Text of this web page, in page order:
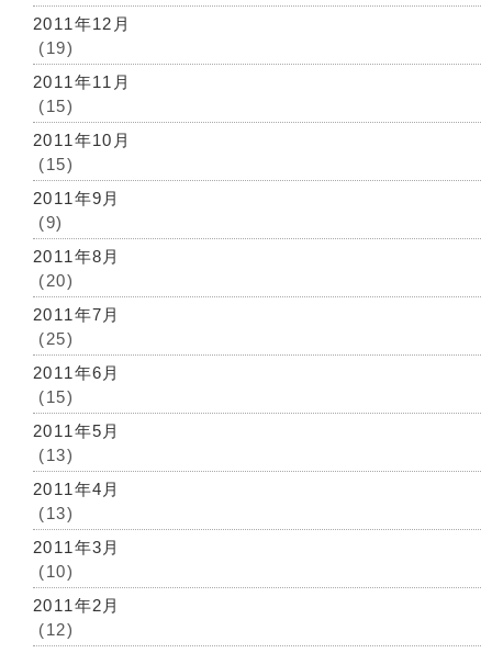
2011年12月
(19)
2011年11月
(15)
2011年10月
(15)
2011年9月
(9)
2011年8月
(20)
2011年7月
(25)
2011年6月
(15)
2011年5月
(13)
2011年4月
(13)
2011年3月
(10)
2011年2月
(12)